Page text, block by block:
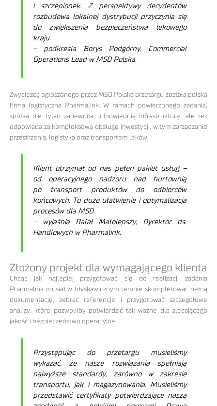
i szczepionek. Z perspektywy decydentów
rozbudowa lokalnej dystrybucji przyczynia się
do zwiększenia bezpieczeństwa lekowego
kraju.
– podkreśla Borys Podgórny, Commercial
Operations Lead w MSD Polska.
Zwycięzcą ogłoszonego przez MSD Polska przetargu została polska
firma logistyczna Pharmalink. W ramach powierzonego zadania,
spółka nie tylko zapewniła odpowiednią infrastrukturę, ale też
odpowiada za kompleksową obsługę inwestycji, w tym zarządzanie
przestrzenią, logistyką oraz transportem leków.
Klient otrzymał od nas pełen pakiet usług –
od operacyjnego nadzoru nad hurtownią
po transport produktów do odbiorców
końcowych. To duże ułatwienie i optymalizacja
procesów dla MSD.
– wyjaśnia Rafał Małolepszy, Dyrektor ds.
Handlowych w Pharmalink.
Złożony projekt dla wymagającego klienta
Chcąc jak najlepiej przygotować się do realizacji zadania
Pharmalink musiał w błyskawicznym tempie skompletować pełną
dokumentację, zebrać referencje i przygotować szczegółowe
analizy, które pozwoliłby potwierdzić tak ważne dla zlecającego
jakość i bezpieczeństwo operacyjne.
Przystępując do przetargumusieliśmy
wykazać, że nasze rozwiązania spełniają
najwyższe standardy, zarówno w zakresie
transportu, jak i magazynowania. Musieliśmy
przedstawić certyfikaty potwierdzające naszą